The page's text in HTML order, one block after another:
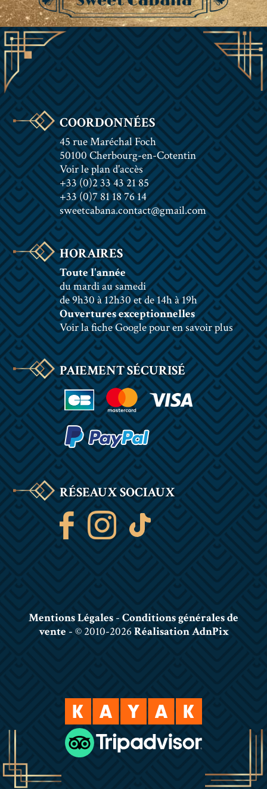
COORDONNÉES
45 rue Maréchal Foch
50100 Cherbourg-en-Cotentin
Voir le plan d'accès
+33 (0)2 33 43 21 85
+33 (0)7 81 18 76 14
sweetcabana.contact@gmail.com
HORAIRES
Toute l'année
du mardi au samedi
de 9h30 à 12h30 et de 14h à 19h
Ouvertures exceptionnelles
Voir la fiche Google pour en savoir plus
PAIEMENT SÉCURISÉ
RÉSEAUX SOCIAUX
Mentions Légales - Conditions générales de
vente - © 2010-2026Réalisation AdnPix